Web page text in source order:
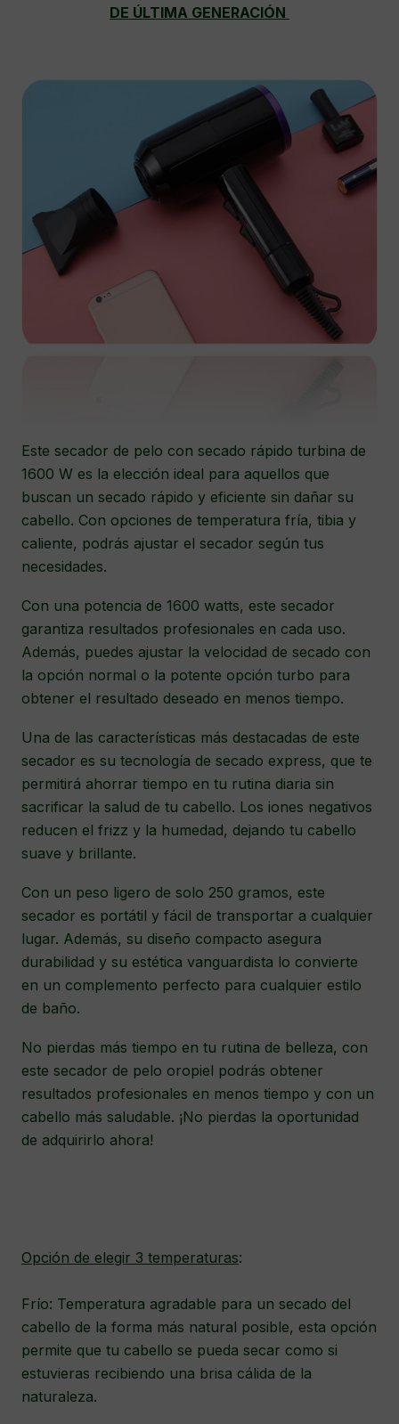
DE ÚLTIMA GENERACIÓN
Este secador de pelo con secado rápido turbina de
1600 W es la elección ideal para aquellos que
buscan un secado rápido y eficiente sin dañar su
cabello. Con opciones de temperatura fría, tibia y
caliente, podrás ajustar el secador según tus
necesidades.
Con una potencia de 1600 watts, este secador
garantiza resultados profesionales en cada uso.
Además, puedes ajustar la velocidad de secado con
la opción normal o la potente opción turbo para
obtener el resultado deseado en menos tiempo.
Una de las características más destacadas de este
secador es su tecnología de secado express, que te
permitirá ahorrar tiempo en tu rutina diaria sin
sacrificar la salud de tu cabello. Los iones negativos
reducen el frizz y la humedad, dejando tu cabello
suave y brillante.
Con un peso ligero de solo 250 gramos, este
secador es portátil y fácil de transportar a cualquier
lugar. Además, su diseño compacto asegura
durabilidad y su estética vanguardista lo convierte
en un complemento perfecto para cualquier estilo
de baño.
No pierdas más tiempo en tu rutina de belleza, con
este secador de pelo oropiel podrás obtener
resultados profesionales en menos tiempo y con un
cabello más saludable. ¡No pierdas la oportunidad
de adquirirlo ahora!
Opción de elegir 3 temperaturas:
Frío: Temperatura agradable para un secado del
cabello de la forma más natural posible, esta opción
permite que tu cabello se pueda secar como si
estuvieras recibiendo una brisa cálida de la
naturaleza.